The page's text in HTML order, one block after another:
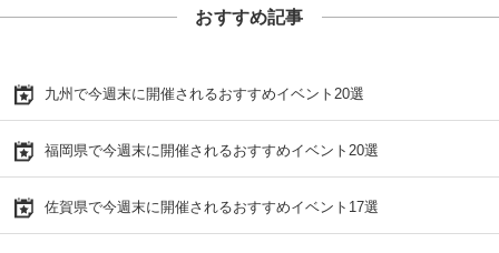
おすすめ記事
九州で今週末に開催されるおすすめイベント20選
福岡県で今週末に開催されるおすすめイベント20選
佐賀県で今週末に開催されるおすすめイベント17選